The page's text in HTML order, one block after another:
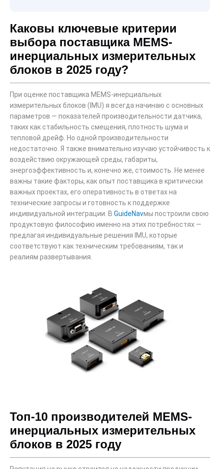
Каковы ключевые критерии
выбора поставщика MEMS-
инерциальных измерительных
блоков в 2025 году?
При оценке поставщика MEMS-инерциальных
измерительных блоков (IMU) я всегда начинаю с основных
параметров — показателей производительности датчика,
таких как стабильность смещения, плотность шума и
тепловой дрейф. Но одной производительности
недостаточно. Я также внимательно изучаю устойчивость к
воздействию окружающей среды, габариты,
энергоэффективность и, конечно же, стоимость. Не менее
важны такие факторы, как опыт поставщика в критически
важных проектах, его оперативность в ответах на
технические запросы и готовность к поддержке
индивидуальной интеграции. В GuideNavмы построили свою
продуктовую философию именно на этих потребностях —
предлагая индивидуальные решения IMU, которые
соответствуют как техническим требованиям, так и
реалиям развертывания.
Топ-10 производителей MEMS-
инерциальных измерительных
блоков в 2025 году